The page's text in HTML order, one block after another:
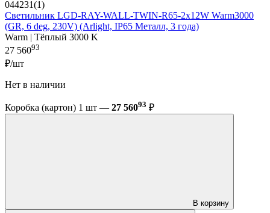
044231(1)
Светильник LGD-RAY-WALL-TWIN-R65-2x12W Warm3000
(GR, 6 deg, 230V) (Arlight, IP65 Металл, 3 года)
Warm | Тёплый 3000 K
27 56093
₽/шт
Нет в наличии
Коробка (картон) 1 шт — 27 56093 ₽
В корзину